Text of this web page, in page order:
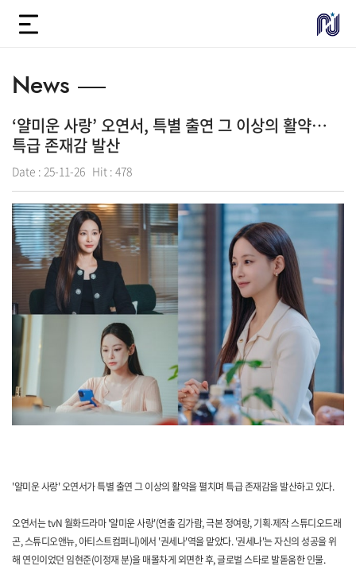
News
‘얄미운 사랑’ 오연서, 특별 출연 그 이상의 활약…
특급 존재감 발산
Date : 25-11-26 Hit : 478
'얄미운 사랑' 오연서가 특별 출연 그 이상의 활약을 펼치며 특급 존재감을 발산하고 있다.
오연서는 tvN 월화드라마 '얄미운 사랑'(연출 김가람, 극본 정여랑, 기획∙제작 스튜디오드래
곤, 스튜디오앤뉴, 아티스트컴퍼니)에서 '권세나'역을 맡았다. '권세나'는 자신의 성공을 위
해 연인이었던 임현준(이정재 분)을 매몰차게 외면한 후, 글로벌 스타로 발돋움한 인물.